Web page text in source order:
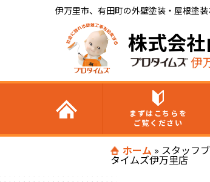
伊万里市、有田町の外壁塗装・屋根塗
株式会
伊
まずはこちらを
ご覧ください
ホーム » スタッフ
タイムズ伊万里店